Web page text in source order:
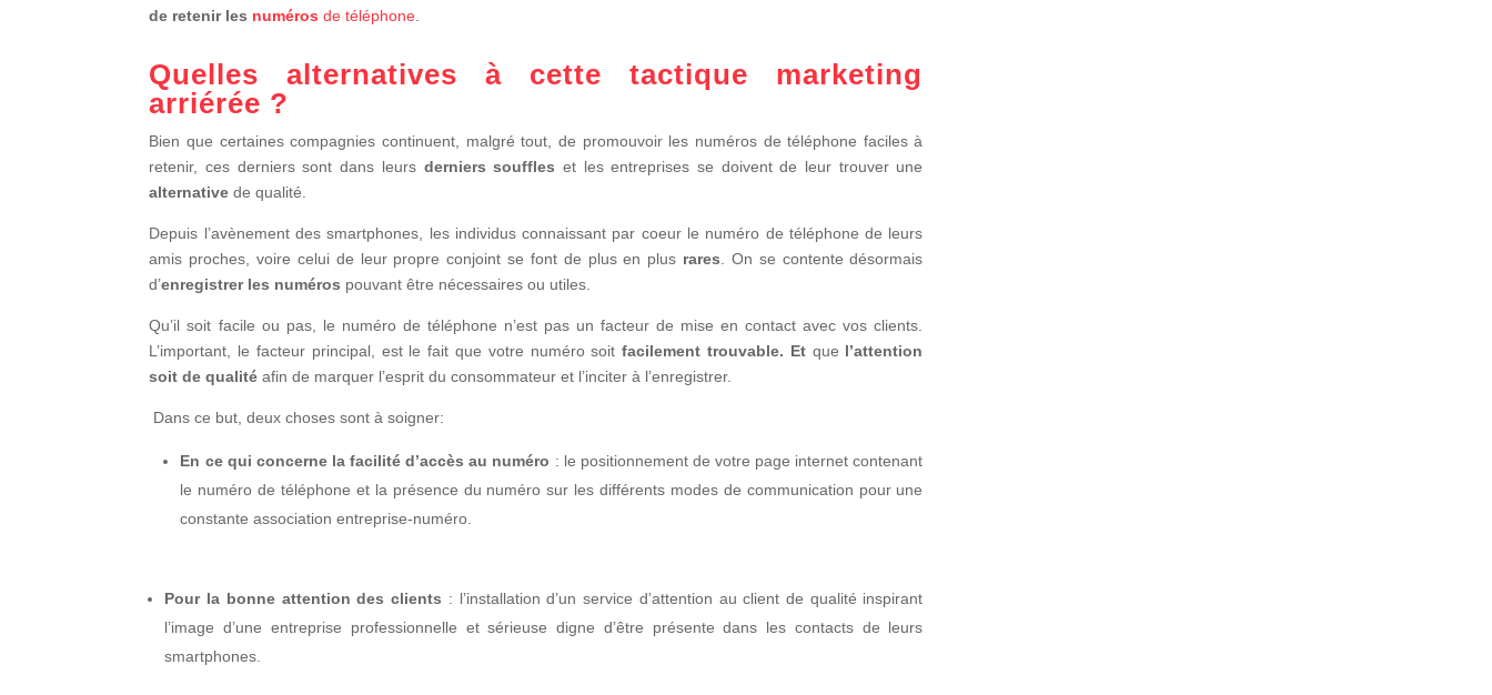
de retenir les numérosde téléphone
Quelles alternatives à cette tactique marketing
arriérée ?
Bien que certaines compagnies continuent, malgré tout, de promouvoir les numéros de téléphone faciles à
retenir, ces derniers sont dans leurs derniers souffles et les entreprises se doivent de leur trouver une
alternativede qualité.
Depuis l’avènement des smartphones, les individus connaissant par coeur le numéro de téléphone de leurs
amis proches, voire celui de leur propre conjoint se font de plus en plus rares . On se contente désormais
d’enregistrer les numéros pouvant être nécessaires ou utiles.
Qu’il soit facile ou pas, le numéro de téléphone n’est pas un facteur de mise en contact avec vos clients.
L’important, le facteur principal, est le fait que votre numéro soitfacilement trouvable. Etque l’attention
soit de qualité afin de marquer l’esprit du consommateur et l’inciter à l’enregistrer.
Dans ce but , deux choses sont à soigner:
En ce qui concerne la facilité d’accès au numéro : le positionnement de votre page internet contenant
le numéro de téléphone et la présence du numéro sur les différents modes de communication pour une
constante association entreprise-numéro.
Pour la bonne attention des clients : l’installation d’un service d’attention au client de qualité inspirant
l’image d’une entreprise professionnelle et sérieuse digne d’être présente dans les contacts de leurs
smartphones.